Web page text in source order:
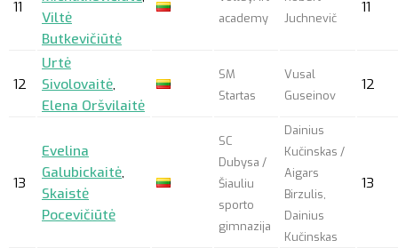
11
Viltė
Butkevičiūtė
academy
Juchnevič
11
12
Urtė
Sivolovaitė,
Elena Oršvilaitė
SM
Startas
Vusal
Guseinov
12
13
Evelina
Galubickaitė,
Skaistė
Pocevičiūtė
SC
Dubysa /
Šiauliu
sporto
gimnazija
Dainius
Kučinskas /
Aigars
Birzulis,
Dainius
Kučinskas
13